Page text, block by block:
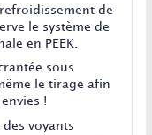
de
le système de
en PEEK.
sous
le tirage afin
!
voyants